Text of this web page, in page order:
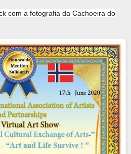
com a fotografia da Cachoeira do